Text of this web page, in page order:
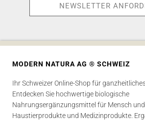
MODERN NATURA AG ® SCHWEIZ
Ihr Schweizer Online-Shop für
Entdecken Sie hochwertige biologische
Nahrungsergänzungsmittel für Mensch
Haustierprodukte und Medizinprodukte.